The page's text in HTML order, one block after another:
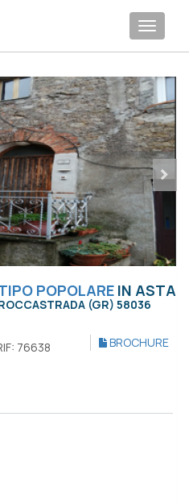
POPOLARE IN ASTA
(GR) 58036
76638 BROCHURE